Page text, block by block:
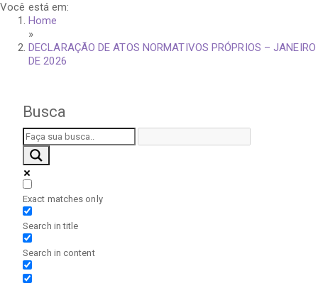
Você está em:
Home
»
DECLARAÇÃO DE ATOS NORMATIVOS PRÓPRIOS – JANEIRO
DE 2026
Busca
Exact matches only
Search in title
Search in content